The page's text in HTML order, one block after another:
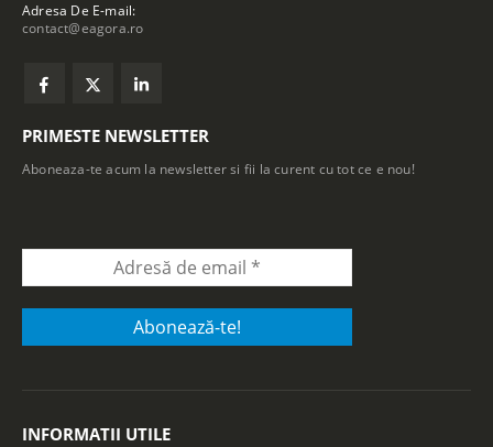
Adresa De E-mail:
contact@eagora.ro
PRIMESTE NEWSLETTER
Aboneaza-te acum la newsletter si fii la curent cu tot ce e nou!
INFORMATII UTILE